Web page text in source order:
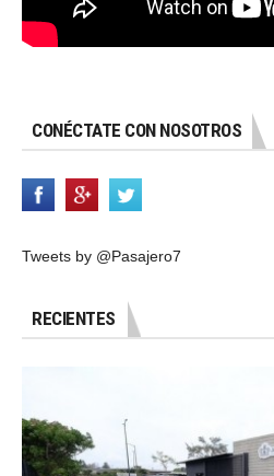
CONÉCTATE CON NOSOTROS
Tweets by @Pasajero7
RECIENTES